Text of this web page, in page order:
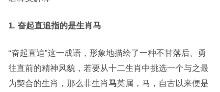
1. 奋起直追指的是生肖马
“奋起直追”这一成语，形象地描绘了一种不甘落后、勇
往直前的精神风貌，若要从十二生肖中挑选一个与之最
为契合的生肖，那么非生肖马莫属，马，自古以来便是